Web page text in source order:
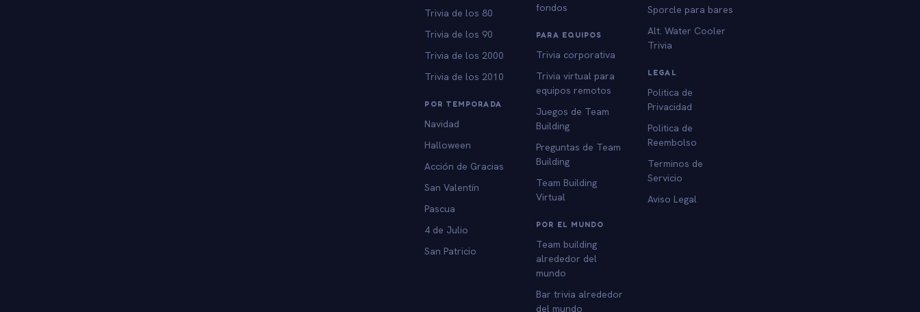
Trivia de los 80
Trivia de los 90
Trivia de los 2000
Trivia de los 2010
POR TEMPORADA
Navidad
Halloween
Acción de Gracias
San Valentín
Pascua
4 de Julio
San Patricio
fondos
PARA EQUIPOS
Trivia corporativa
Trivia virtual para
equipos remotos
Juegos de Team
Building
Preguntas de Team
Building
Team Building
Virtual
POR EL MUNDO
Team building
alrededor del
mundo
Bar trivia alrededor
del mundo
Sporcle para bares
Alt. Water Cooler
Trivia
LEGAL
Politica de
Privacidad
Politica de
Reembolso
Terminos de
Servicio
Aviso Legal